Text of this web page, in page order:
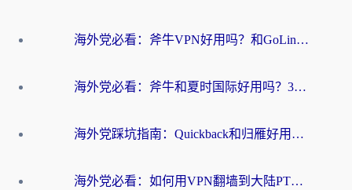
海外党必看：斧牛VPN好用吗？和GoLinkVPN对比哪个回国效果更好？
海外党必看：斧牛和夏时国际好用吗？3步选对回国加速器，无缝刷国内资源
海外党踩坑指南：Quickback和归雁好用吗？选对加速器才能无缝刷国内资源
海外党必看：如何用VPN翻墙到大陆PTT？一篇解决你所有回国加速痛点